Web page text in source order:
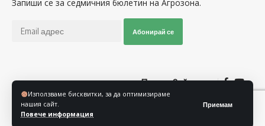
Използваме бисквитки, за да оптимизираме
нашия сайт.
Повече информация
Приемам
Запиши се за седмичния бюлетин на Агрозона.
Абонирай се
Последвайте ни
Общи условия
Политика за използване на “Бисквитки”